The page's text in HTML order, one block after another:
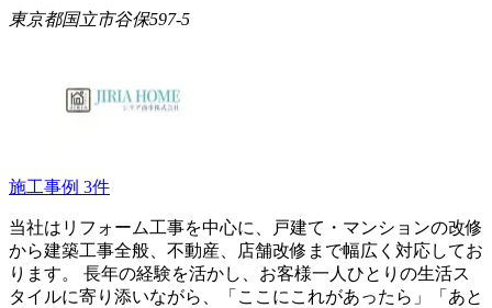
東京都国立市谷保597-5
施工事例 3件
当社はリフォーム工事を中心に、戸建て・マンションの改修
から建築工事全般、不動産、店舗改修まで幅広く対応してお
ります。 長年の経験を活かし、お客様一人ひとりの生活ス
タイルに寄り添いながら、「ここにこれがあったら」「あと